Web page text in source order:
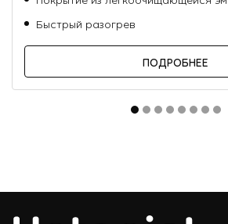
Быстрый разогрев
ПОДРОБНЕЕ